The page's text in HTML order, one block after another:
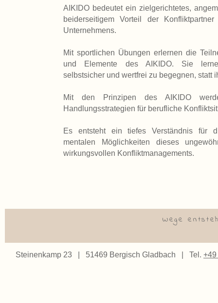
AIKIDO bedeutet ein zielgerichtetes,
beiderseitigem Vorteil der
Unternehmens.
Mit sportlichen Übungen erlernen die
und Elemente des AIKIDO. Sie
selbstsicher und wertfrei zu begegnen, statt
Mit den Prinzipen des AIKIDO
Handlungsstrategien für berufliche
Es entsteht ein tiefes Verständnis für
mentalen Möglichkeiten dieses
wirkungsvollen Konfliktmanagements.
Wege
Steinenkamp 23 | 51469 Bergisch Gladbach | Tel. +49